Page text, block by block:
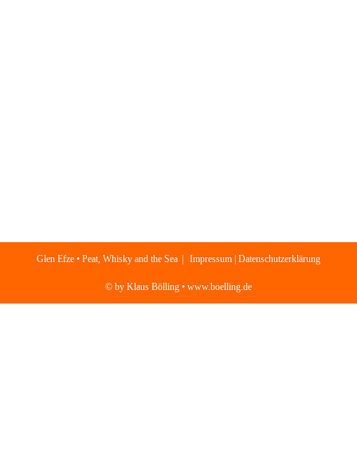
Glen Efze • Peat, Whisky and the Sea Impressum | Datenschutzerklärung
© by Klaus Bölling • www.boelling.de